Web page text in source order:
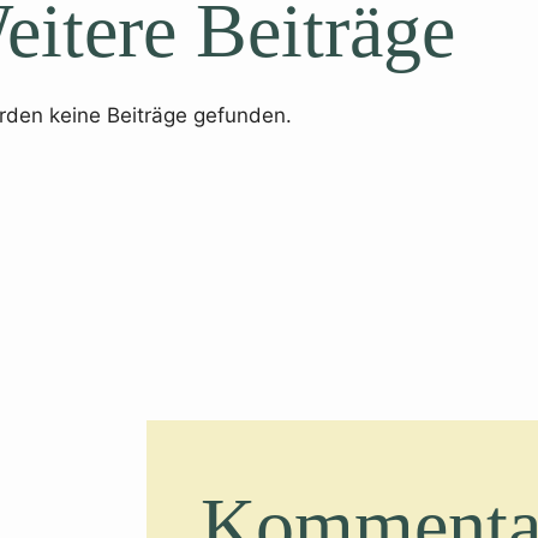
Beiträge
keine Beiträge gefunden.